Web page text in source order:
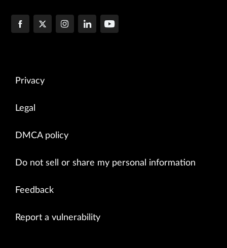
Privacy
Legal
DMCA policy
Do not sell or share my personal information
Feedback
Report a vulnerability